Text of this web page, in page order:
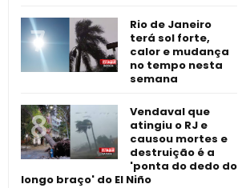
Rio de Janeiro
terá sol forte,
calor e mudança
no tempo nesta
semana
Vendaval que
atingiu o RJ e
causou mortes e
destruição é a
'ponta do dedo do
longo braço' do El Niño